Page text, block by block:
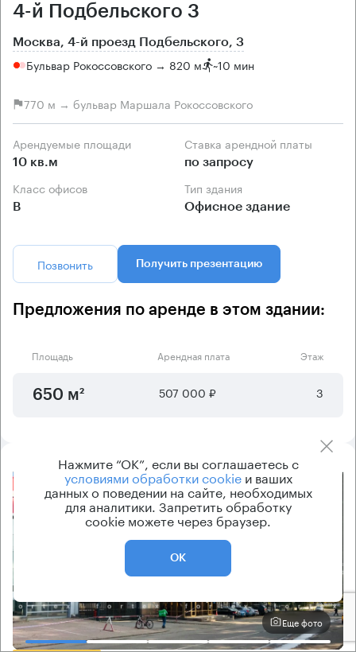
4-й Подбельского 3
Москва, 4-й проезд Подбельского, 3
Бульвар Рокоссовского → 820 м ~10 мин
770 м → бульвар Маршала Рокоссовского
Арендуемые площади
10 кв.м
Ставка арендной платы
по запросу
Класс офисов
B
Тип здания
Офисное здание
Позвонить Получить презентацию
Предложения по аренде в этом здании:
Площадь Арендная плата Этаж
650 м² 507 000 ₽ 3
Еще фото
Нажмите “ОК”, если вы соглашаетесь с
условиями обработки cookieи ваших
данных о поведении на сайте, необходимых
для аналитики. Запретить обработку
cookie можете через браузер.
ОК